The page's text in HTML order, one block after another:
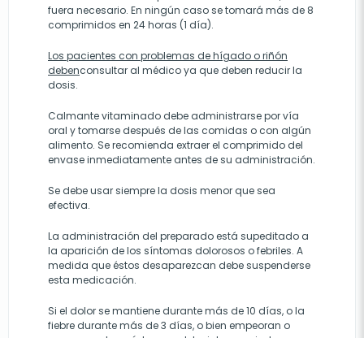
fuera necesario. En ningún caso se tomará más de 8
comprimidos en 24 horas (1 día).
Los pacientes con problemas de hígado o riñón
debenconsultar al médico ya que deben reducir la
dosis.
Calmante vitaminado debe administrarse por vía
oral y tomarse después de las comidas o con algún
alimento. Se recomienda extraer el comprimido del
envase inmediatamente antes de su administración.
Se debe usar siempre la dosis menor que sea
efectiva.
La administración del preparado está supeditado a
la aparición de los síntomas dolorosos o febriles. A
medida que éstos desaparezcan debe suspenderse
esta medicación.
Si el dolor se mantiene durante más de 10 días, o la
fiebre durante más de 3 días, o bien empeoran o